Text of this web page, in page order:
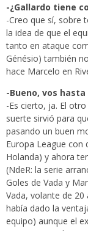
-¿Gallardo tiene
-Creo que sí, sobre
la idea de que el
tanto en ataque
Génésio) también
hace Marcelo en
-Bueno, vos
-Es cierto, ja. El
suerte sirvió para
pasando un buen
Europa League con
Holanda) y ahora
(NdeR: la serie
Goles de Vada y
Vada, volante de
había dado la
equipo) aunque el